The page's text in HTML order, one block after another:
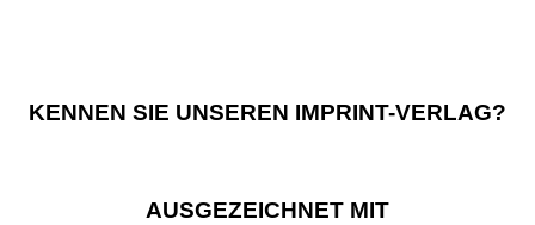
KENNEN SIE UNSEREN IMPRINT-VERLAG?
AUSGEZEICHNET MIT